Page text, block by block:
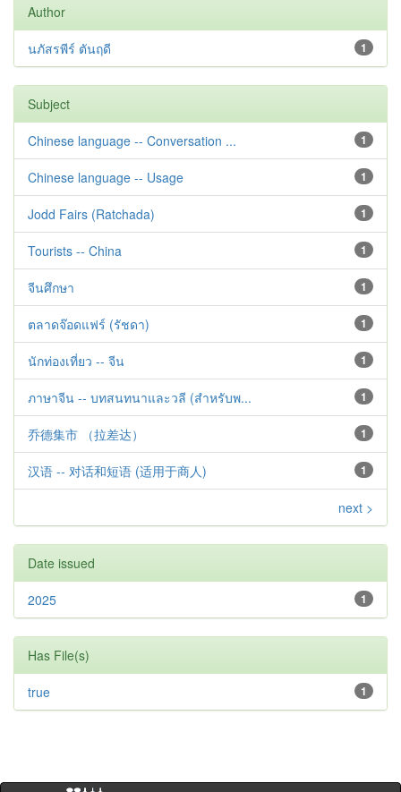
Author
1
นภัสรพีร์ ตันฤดี
Subject
1
Chinese language -- Conversation ...
1
Chinese language -- Usage
1
Jodd Fairs (Ratchada)
1
Tourists -- China
1
จีนศึกษา
1
ตลาดจ๊อดแฟร์ (รัชดา)
1
นักท่องเที่ยว -- จีน
1
ภาษาจีน -- บทสนทนาและวลี (สำหรับพ...
1
乔德集市 （拉差达）
1
汉语 -- 对话和短语 (适用于商人)
next >
Date issued
1
2025
Has File(s)
1
true